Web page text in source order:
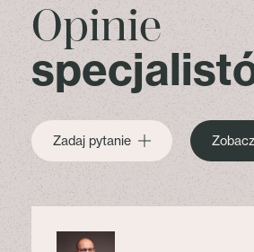
Opinie
Zadaj pytanie